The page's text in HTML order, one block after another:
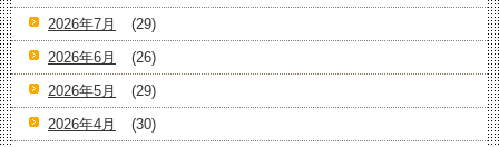
2026年7月
(29)
2026年6月
(26)
2026年5月
(29)
2026年4月
(30)